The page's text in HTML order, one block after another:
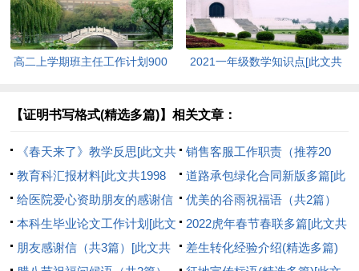
高二上学期班主任工作计划900
2021一年级数学知识点[此文共
【证明书写格式(精选多篇)】相关文章：
《春天来了》教学反思[此文共
1847字]
销售客服工作职责（推荐20
篇）[此文共6490字]
教育科汇报材料[此文共1998
字]
道路承包绿化合同新版多篇[此
文共5212字]
给医院爱心资助朋友的感谢信
[此文共1981字]
优美的谷雨祝福语（共2篇）
[此文共4292字]
本科生毕业论文工作计划[此文
共2672字]
2022虎年春节春联多篇[此文共
1781字]
朋友感谢信（共3篇）[此文共
差生转化经验介绍(精选多篇)